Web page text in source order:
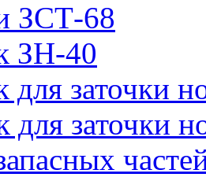
ЗСТ-68
ЗН-40
для заточки
для заточки